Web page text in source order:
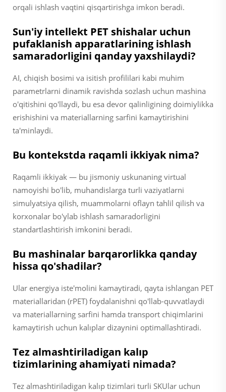
orqali ishlash vaqtini qisqartirishga imkon beradi.
Sun'iy intellekt PET shishalar uchun
pufaklanish apparatlarining ishlash
samaradorligini qanday yaxshilaydi?
AI, chiqish bosimi va isitish profililari kabi muhim
parametrlarni dinamik ravishda sozlash uchun mashina
o'qitishini qo'llaydi, bu esa devor qalinligining doimiylikka
erishishini va materiallarning sarfini kamaytirishini
ta'minlaydi.
Bu kontekstda raqamli ikkiyak nima?
Raqamli ikkiyak — bu jismoniy uskunaning virtual
namoyishi bo'lib, muhandislarga turli vaziyatlarni
simulyatsiya qilish, muammolarni oflayn tahlil qilish va
korxonalar bo'ylab ishlash samaradorligini
standartlashtirish imkonini beradi.
Bu mashinalar barqarorlikka qanday
hissa qo'shadilar?
Ular energiya iste'molini kamaytiradi, qayta ishlangan PET
materiallaridan (rPET) foydalanishni qo'llab-quvvatlaydi
va materiallarning sarfini hamda transport chiqimlarini
kamaytirish uchun kalıplar dizaynini optimallashtiradi.
Tez almashtiriladigan kalıp
tizimlarining ahamiyati nimada?
Tez almashtiriladigan kalıp tizimlari turli SKUlar uchun